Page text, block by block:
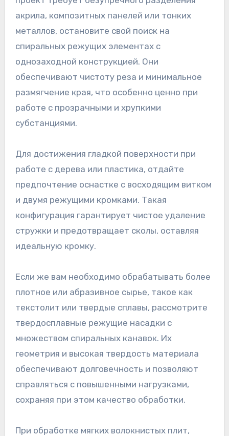
акрила, композитных панелей или тонких
металлов, остановите свой поиск на
спиральных режущих элементах с
однозаходной конструкцией. Они
обеспечивают чистоту реза и минимальное
размягчение края, что особенно ценно при
работе с прозрачными и хрупкими
субстанциями.
Для достижения гладкой поверхности при
работе с дерева или пластика, отдайте
предпочтение оснастке с восходящим витком
и двумя режущими кромками. Такая
конфигурация гарантирует чистое удаление
стружки и предотвращает сколы, оставляя
идеальную кромку.
Если же вам необходимо обрабатывать более
плотное или абразивное сырье, такое как
текстолит или твердые сплавы, рассмотрите
твердосплавные режущие насадки с
множеством спиральных канавок. Их
геометрия и высокая твердость материала
обеспечивают долговечность и позволяют
справляться с повышенными нагрузками,
сохраняя при этом качество обработки.
При обработке мягких волокнистых плит,